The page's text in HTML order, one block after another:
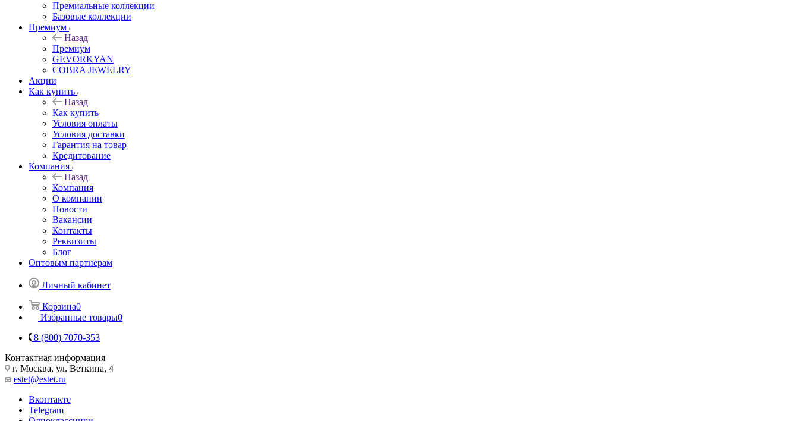
Премиальные коллекции
Базовые коллекции
Премиум
Назад
Премиум
GEVORKYAN
COBRA JEWELRY
Акции
Как купить
Назад
Как купить
Условия оплаты
Условия доставки
Гарантия на товар
Кредитование
Компания
Назад
Компания
О компании
Новости
Вакансии
Контакты
Реквизиты
Блог
Оптовым партнерам
Личный кабинет
Корзина0
Избранные товары0
8 (800) 7070-353
Контактная информация
г. Москва, ул. Веткина, 4
estet@estet.ru
Вконтакте
Telegram